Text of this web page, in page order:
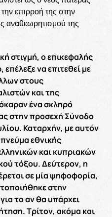
επιρροή της στην
αναθεωρητισμού της
στιγμή, ο επικεφαλής
να επιτεθεί με
στους
και της
ένα σκληρό
στην προσεχή Σύνοδο
Καταρχήν, με αυτόν
εθνικής
και κυπριακών
τόξου. Δεύτερον, η
σε μία ψηφοφορία,
στην
το αν θα υπάρχει
Τρίτον, ακόμα και